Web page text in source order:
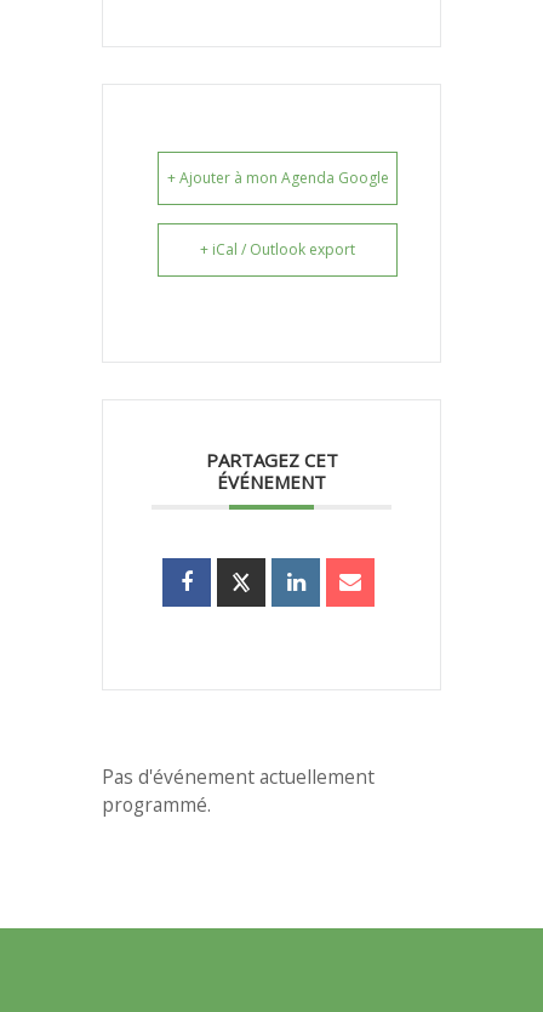
+ Ajouter à mon Agenda Google
+ iCal / Outlook export
PARTAGEZ CET
ÉVÉNEMENT
Pas d'événement actuellement
programmé.